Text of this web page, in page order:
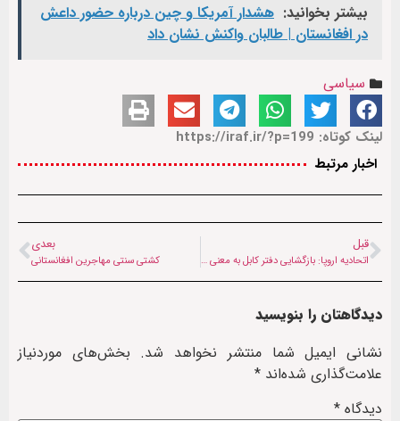
بیشتر بخوانید: هشدار آمریکا و چین درباره حضور داعش
در افغانستان | طالبان واکنش نشان داد
سیاسی
لینک کوتاه: https://iraf.ir/?p=199
اخبار مرتبط
قبل
اتحادیه اروپا: بازگشایی دفتر کابل به معنی برسمیت شناختن طالبان نیست
بعدی
کشتی سنتی مهاجرین افغانستانی‌
دیدگاهتان را بنویسید
نشانی ایمیل شما منتشر نخواهد شد. بخش‌های موردنیاز
علامت‌گذاری شده‌اند *
دیدگاه *